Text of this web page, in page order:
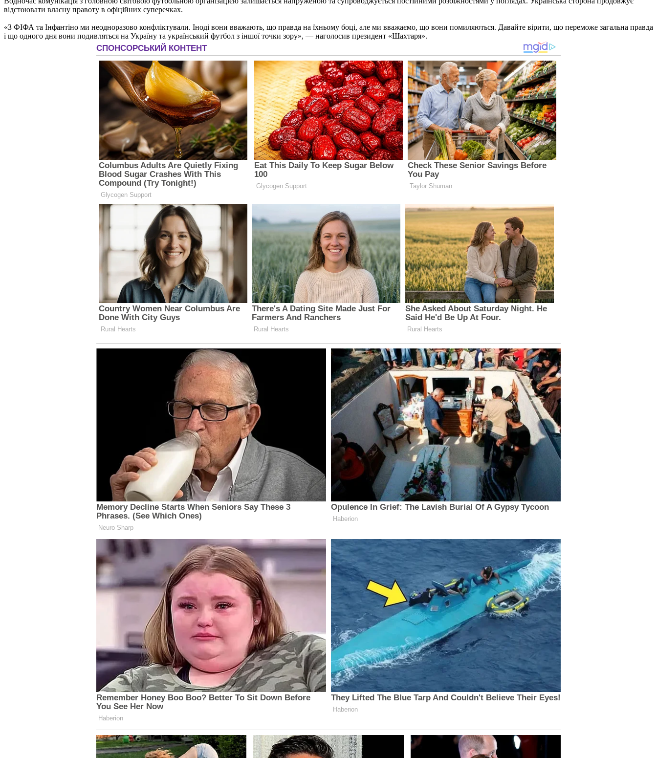
відстоювати власну правоту в офіційних суперечках.
«З ФІФА та Інфантіно ми неодноразово конфліктували. Іноді вони вважають, що правда на їхньому боці, але ми вважаємо, що вони помиляються. Давайте вірити, що переможе загальна правда
і що одного дня вони подивляться на Україну та український футбол з іншої точки зору», — наголосив президент «Шахтаря».